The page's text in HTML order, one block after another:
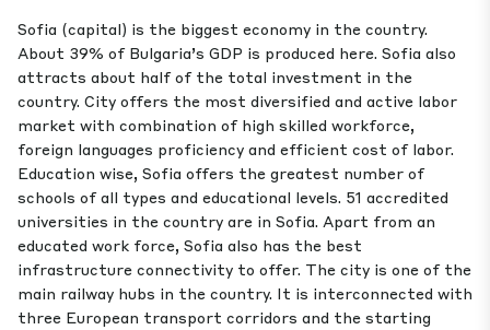
Sofia (capital) is the biggest economy in the country.
About 39% of Bulgaria’s GDP is produced here. Sofia also
attracts about half of the total investment in the
country. City offers the most diversified and active labor
market with combination of high skilled workforce,
foreign languages proficiency and efficient cost of labor.
Education wise, Sofia offers the greatest number of
schools of all types and educational levels. 51 accredited
universities in the country are in Sofia. Apart from an
educated work force, Sofia also has the best
infrastructure connectivity to offer. The city is one of the
main railway hubs in the country. It is interconnected with
three European transport corridors and the starting